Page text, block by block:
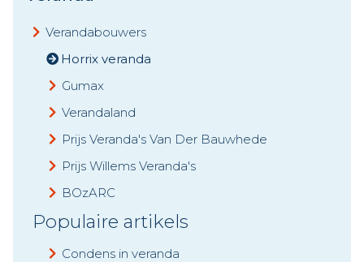
Verandabouwers
Horrix veranda
Gumax
Verandaland
Prijs Veranda's Van Der Bauwhede
Prijs Willems Veranda's
BOzARC
Populaire artikels
Condens in veranda